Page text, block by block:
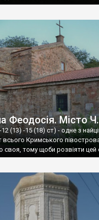
Феодосія. Місто
(13) -15 (18) ст) - одне з
Кримського
своя, тому щоби розвіяти цей
це